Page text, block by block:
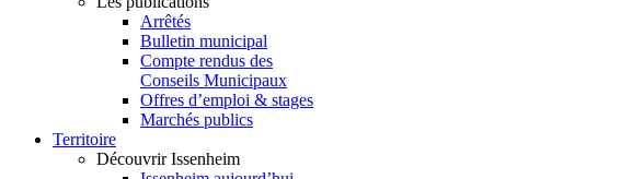
Arrêtés
Bulletin municipal
Compte rendus des
Conseils Municipaux
Offres d’emploi & stages
Marchés publics
Territoire
Découvrir Issenheim